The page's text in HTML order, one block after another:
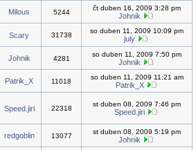
Milous 5244
čt duben 16, 2009 3:28 pm
Johnik
Scary 31738
so duben 11, 2009 10:09 pm
july
Johnik 4281
so duben 11, 2009 7:50 pm
Johnik
Patrik_X 11018
so duben 11, 2009 11:21 am
Patrik_X
Speed.jiri 22318
st duben 08, 2009 7:46 pm
Speed.jiri
redgoblin 13077
st duben 08, 2009 5:19 pm
Johnik